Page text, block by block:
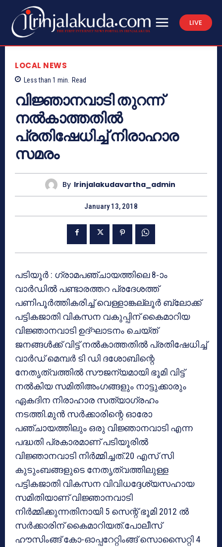
LIVE
LOCAL NEWS
Less than 1 min. Read
വിജ്ഞാനവാടി തുറന്ന്
നല്‍കാത്തതില്‍
പ്രതിഷേധിച്ച് നിരാഹാര
സമരം
By Irinjalakudavartha_admin
January 13, 2018
പടിയൂര്‍ : ഗ്രാമപഞ്ചായത്തിലെ 8-ാം
വാര്‍ഡില്‍ പണ്ടാരത്തറ പ്രദേശത്ത്
പണിപൂര്‍ത്തികരിച്ച് വെള്ളാങ്കല്ലൂര്‍ ബ്ലോക്ക്
പട്ടികജാതി വികസന വകുപ്പിന് കൈമാറിയ
വിജ്ഞാനവാടി ഉദ്ഘാടനം ചെയ്ത്
ജനങ്ങള്‍ക്ക് വിട്ട് നല്‍കാത്തതില്‍ പ്രതിഷേധിച്ച്
വാര്‍ഡ് മെമ്പര്‍ ടി ഡി ദശോബിന്റെ
നേതൃത്വത്തില്‍ സൗജന്യമായി ഭൂമി വിട്ട്
നല്‍കിയ സമിതിഅംഗങ്ങളും നാട്ടുക്കാരും
ഏകദിന നിരാഹാര സത്യാഗ്രഹം
നടത്തി.മുന്‍ സര്‍ക്കാരിന്റെ ഓരോ
പഞ്ചായത്തിലും ഒരു വിജ്ഞാനവാടി എന്ന
പദ്ധതി പ്രകാരമാണ് പടിയൂരില്‍
വിജ്ഞാനവാടി നിര്‍മ്മിച്ചത്.20 എസ് സി
കുടുംബങ്ങളുടെ നേതൃത്വത്തിലുള്ള
പട്ടികജാതി വികസന വിവിധദ്ദേശ്യസഹായ
സമിതിയാണ് വിജ്ഞാനവാടി
നിര്‍മ്മിക്കുന്നതിനായി 5 സെന്റ് ഭൂമി 2012 ല്‍
സര്‍ക്കാരിന് കൈമാറിയത്.പോലീസ്
ഹൗസിംങ്ങ് കോ-ഓപ്പറേറ്റിംങ്ങ് സൊസൈറ്റി 4